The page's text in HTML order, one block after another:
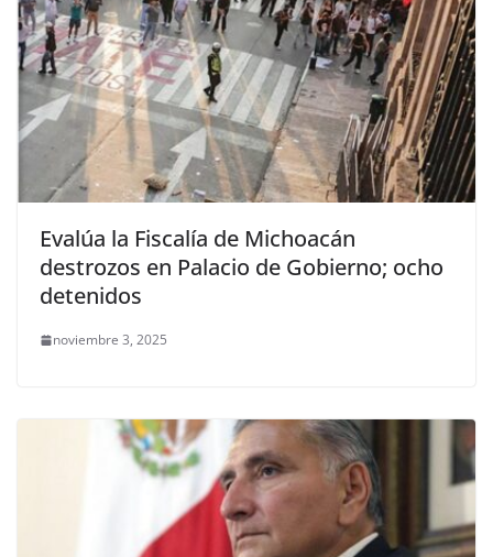
Evalúa la Fiscalía de Michoacán
destrozos en Palacio de Gobierno; ocho
detenidos
noviembre 3, 2025